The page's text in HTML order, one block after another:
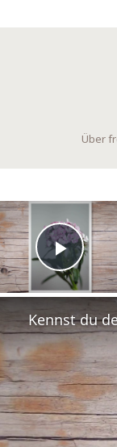
Über
Play
Kennst du